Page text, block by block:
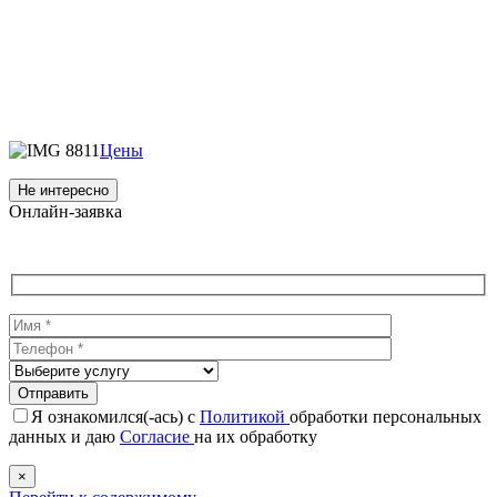
Цены
Не интересно
Онлайн-заявка
Я ознакомился(-ась) с Политикой обработки персональных
данных и даю Согласие на их обработку
×